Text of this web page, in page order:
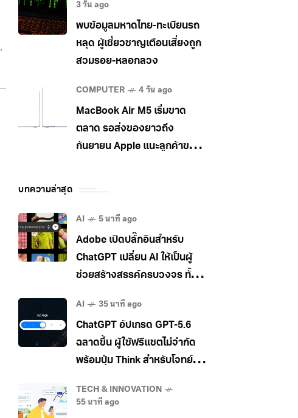
3 วัน ago
พบข้อมูลมหาดไทย-ทะเบียนรถ
หลุด ผู้เชี่ยวชาญเตือนเสี่ยงถูก
สวมรอย-หลอกลวง
COMPUTER 4 วัน ago
MacBook Air M5 เริ่มขาด
ตลาด รอส่งของยาวถึง
กันยายน Apple แนะลูกค้าขยับ
บทความล่าสุด
AI 5 นาที ago
Adobe เปิดปลั๊กอินสำหรับ
ChatGPT เปลี่ยน AI ให้เป็นผู้
ช่วยสร้างสรรค์ครบวงจร ทั้ง
AI 35 นาที ago
ChatGPT อัปเกรด GPT-5.6
ฉลาดขึ้น ผู้ใช้ฟรีแชตไม่จำกัด
พร้อมปุ่ม Think สำหรับโจทย์
TECH & INNOVATION
55 นาที ago